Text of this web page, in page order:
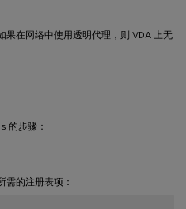
在网络中使用透明代理，则 VDA 上无
的步骤：
需的注册表项：